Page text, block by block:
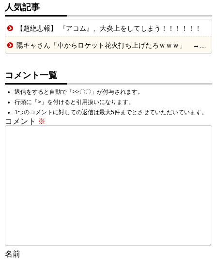
人気記事
【超絶悲報】 『アコム』、大炎上をしてしまう！！！！！！
陽キャさん「車からロケット花火打ち上げたろｗｗｗ」 → サンルーフが閉まっていて無事車内に発射
コメント一覧
返信をすると自動で「>>〇〇」が付与されます。
行頭に「>」を付けると引用扱いになります。
1つのコメントに対しての返信は最大5件までとさせていただいています。
コメント ※
名前